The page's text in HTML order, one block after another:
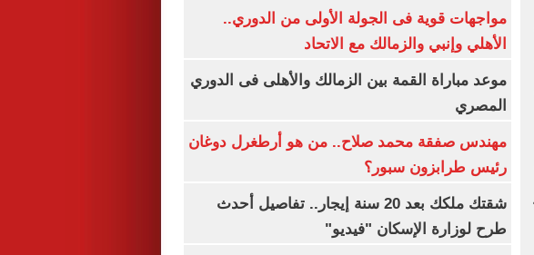
مواجهات قوية فى الجولة الأولى من الدوري..
الأهلي وإنبي والزمالك مع الاتحاد
موعد مباراة القمة بين الزمالك والأهلى فى الدوري
المصري
مهندس صفقة محمد صلاح.. من هو أرطغرل دوغان
رئيس طرابزون سبور؟
شقتك ملكك بعد 20 سنة إيجار.. تفاصيل أحدث
طرح لوزارة الإسكان "فيديو"